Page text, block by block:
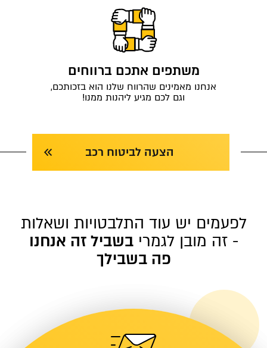
משתפים אתכם ברווחים
אנחנו מאמינים שהרווח שלנו הוא בזכותכם,
וגם לכם מגיע ליהנות ממנו!
הצעה לביטוח רכב
לפעמים יש עוד התלבטויות ושאלות
- זה מובן לגמרי בשביל זה אנחנו
פה בשבילך